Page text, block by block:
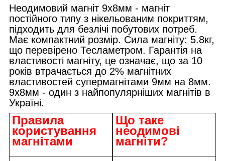
Неодимовий магніт 9х8мм - магніт
постійного типу з нікельованим покриттям,
підходить для безлічі побутових потреб.
Має компактний розмір. Сила магніту: 5.8кг,
що перевірено Тесламетром. Гарантія на
властивості магніту, це означає, що за 10
років втрачається до 2% магнітних
властивостей супермагнітами 9мм на 8мм.
9х8мм - один з найпопулярніших магнітів в
Україні.
Правила
користування
магнітами
Що таке
неодимові
магніти?